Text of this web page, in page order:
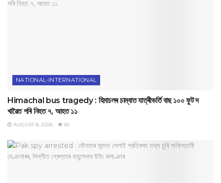
NATIONAL-INTERNATIONAL
Himachal bus tragedy : হিমাচলৰ চাম্বাত যাত্ৰীভৰ্তি বাছ ১০০ ফুট দ
খাৱৈত পৰি নিহত ৭, আহত ১১
AUGUST 8, 2026 50